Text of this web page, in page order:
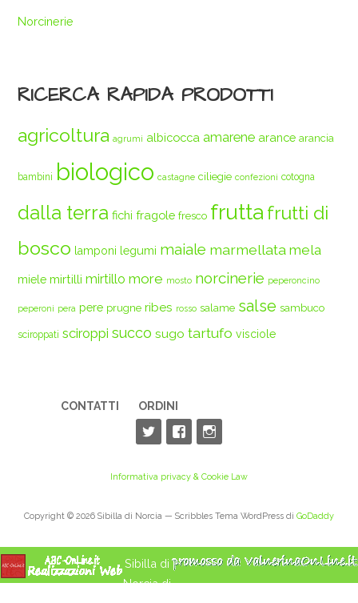
Norcinerie
RICERCA RAPIDA PRODOTTI
agricoltura agrumi albicocca amarene arance arancia
bambini biologico castagne ciliegie confezioni cotogna
dalla terra fichi fragole fresco frutta frutti di
bosco lamponi legumi maiale marmellata mela
miele mirtilli mirtillo more mosto norcinerie peperoncino
peperoni pera pere prugne ribes rosso salame salse sambuco
sciroppati sciroppi succo sugo tartufo visciole
CONTATTI ORDINI
Informativa privacy & Cookie Law
Copyright © 2026 Sibilla di Norcia — Scribbles Tema WordPress di GoDaddy
Sibilla di
Norcia di